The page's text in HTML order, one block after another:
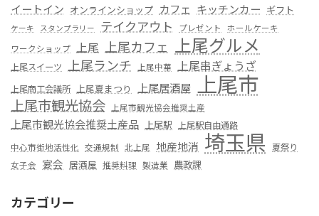
イートイン オンラインショップ カフェ キッチンカー ギフト
ケーキ スタンプラリー テイクアウト プレゼント
ホールケーキ
ワークショップ 上尾 上尾カフェ 上尾グルメ
上尾スイーツ 上尾ランチ 上尾中華 上尾串ぎょうざ
上尾商工会議所 上尾夏まつり 上尾居酒屋 上尾市
上尾市観光協会 上尾市観光協会推奨土産
上尾市観光協会推奨土産品 上尾駅 上尾駅自由通路
中心市街地活性化 交通規制 北上尾 地産地消 埼玉県 夏祭り
女子会 宴会 居酒屋 推奨料理 製造業 農政課
カテゴリー